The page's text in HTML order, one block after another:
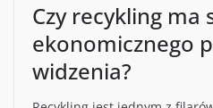
Czy recykling ma
ekonomicznego
widzenia?